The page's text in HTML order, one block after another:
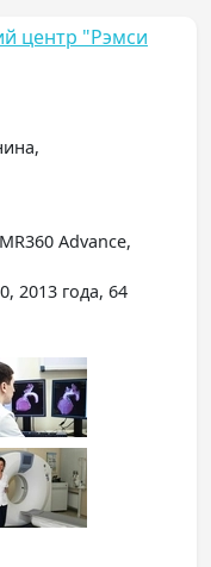
центр "Рэмси
Advance,
2013 года, 64